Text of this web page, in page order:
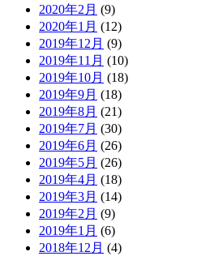
2020年2月 (9)
2020年1月 (12)
2019年12月 (9)
2019年11月 (10)
2019年10月 (18)
2019年9月 (18)
2019年8月 (21)
2019年7月 (30)
2019年6月 (26)
2019年5月 (26)
2019年4月 (18)
2019年3月 (14)
2019年2月 (9)
2019年1月 (6)
2018年12月 (4)